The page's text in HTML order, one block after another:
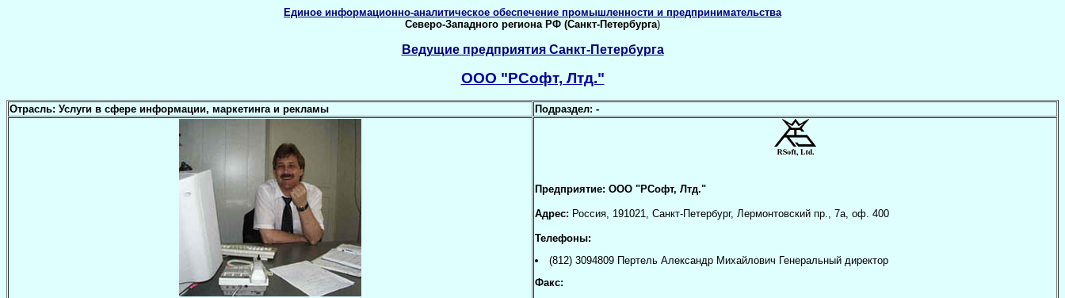
Единое информационно-аналитическое обеспечение промышленности и предпринимательства
Северо-Западного региона РФ (Санкт-Петербурга)
Ведущие предприятия Санкт-Петербурга
ООО "РСофт, Лтд."
Отрасль: Услуги в сфере информации, маркетинга и рекламы Подраздел: -
Предприятие: ООО "РСофт, Лтд."
Адрес: Россия, 191021, Санкт-Петербург, Лермонтовский пр., 7а, оф. 400
Телефоны:
(812) 3094809 Пертель Александр Михайлович Генеральный директор
Факс: